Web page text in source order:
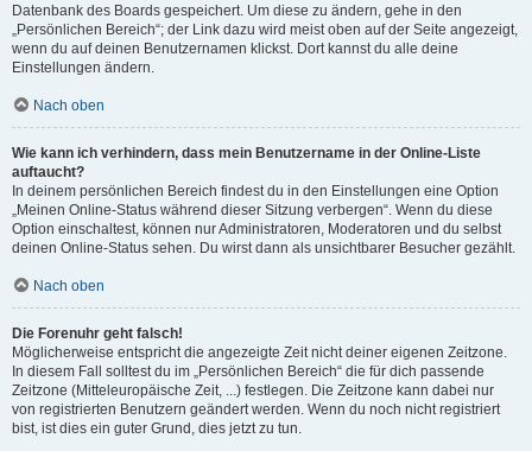
Datenbank des Boards gespeichert. Um diese zu ändern, gehe in den
„Persönlichen Bereich“; der Link dazu wird meist oben auf der Seite angezeigt,
wenn du auf deinen Benutzernamen klickst. Dort kannst du alle deine
Einstellungen ändern.
Nach oben
Wie kann ich verhindern, dass mein Benutzername in der Online-Liste
auftaucht?
In deinem persönlichen Bereich findest du in den Einstellungen eine Option
„Meinen Online-Status während dieser Sitzung verbergen“. Wenn du diese
Option einschaltest, können nur Administratoren, Moderatoren und du selbst
deinen Online-Status sehen. Du wirst dann als unsichtbarer Besucher gezählt.
Nach oben
Die Forenuhr geht falsch!
Möglicherweise entspricht die angezeigte Zeit nicht deiner eigenen Zeitzone.
In diesem Fall solltest du im „Persönlichen Bereich“ die für dich passende
Zeitzone (Mitteleuropäische Zeit, ...) festlegen. Die Zeitzone kann dabei nur
von registrierten Benutzern geändert werden. Wenn du noch nicht registriert
bist, ist dies ein guter Grund, dies jetzt zu tun.